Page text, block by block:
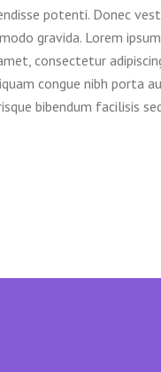
potenti. Donec
gravida. Lorem
consectetur
congue nibh porta
bibendum facilisis